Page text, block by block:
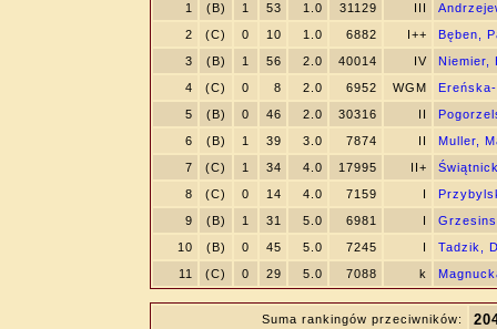
1
(B) 1 53 1.0 31129 III
2
(C) 0 10 1.0 6882 I++
Bęben,
3
(B) 1 56 2.0 40014 IV
Niemier,
4
(C) 0 8 2.0 6952 WGM
5
(B) 0 46 2.0 30316 II
6
(B) 1 39 3.0 7874 II
Muller,
7
(C) 1 34 4.0 17995 II+
8
(C) 0 14 4.0 7159 I
9
(B) 1 31 5.0 6981 I
10
(B) 0 45 5.0 7245 I
Tadzik,
11
(C) 0 29 5.0 7088 k
Suma rankingów przeciwników: